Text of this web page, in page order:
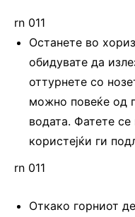
rn 011
Останете во
обидувате да
оттурнете со
можно повеќе од
водата. Фатете
користејќи ги
rn 011
Откако горниот